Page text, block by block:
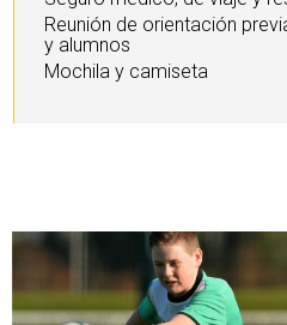
Reunión de orientación
y alumnos
Mochila y camiseta